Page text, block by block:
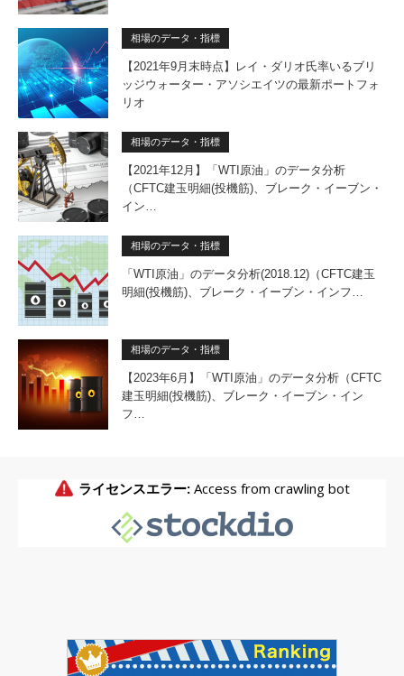
相場のデータ・指標
【2021年9月末時点】レイ・ダリオ氏率いるブリ
ッジウォーター・アソシエイツの最新ポートフォ
リオ
相場のデータ・指標
【2021年12月】「WTI原油」のデータ分析
（CFTC建玉明細(投機筋)、ブレーク・イーブン・
イン…
相場のデータ・指標
「WTI原油」のデータ分析(2018.12)（CFTC建玉
明細(投機筋)、ブレーク・イーブン・インフ…
相場のデータ・指標
【2023年6月】「WTI原油」のデータ分析（CFTC
建玉明細(投機筋)、ブレーク・イーブン・イン
フ…